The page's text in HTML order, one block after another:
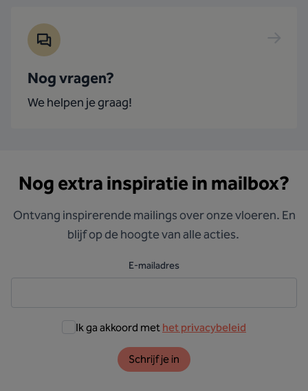
Nog vragen?
We helpen je graag!
Nog extra inspiratie in mailbox?
Ontvang inspirerende mailings over onze vloeren. En
blijf op de hoogte van alle acties.
E-mailadres
Ik ga akkoord met het privacybeleid
Schrijf je in